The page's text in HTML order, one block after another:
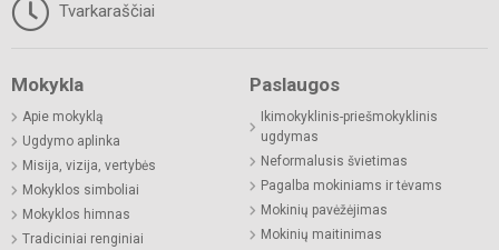
Tvarkaraščiai
Mokykla
Apie mokyklą
Ugdymo aplinka
Misija, vizija, vertybės
Mokyklos simboliai
Mokyklos himnas
Tradiciniai renginiai
Paslaugos
Ikimokyklinis-priešmokyklinis
ugdymas
Neformalusis švietimas
Pagalba mokiniams ir tėvams
Mokinių pavėžėjimas
Mokinių maitinimas